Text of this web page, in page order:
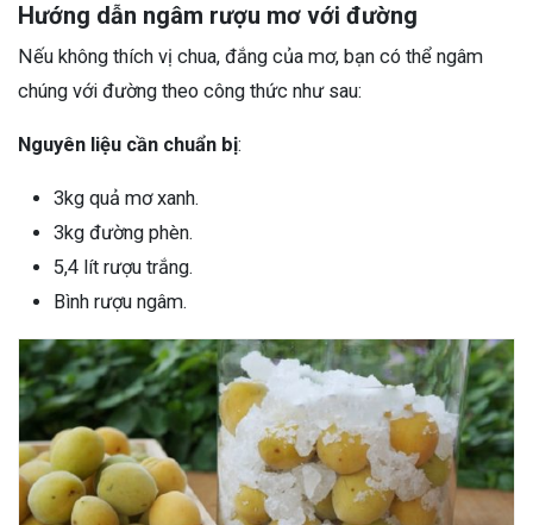
Hướng dẫn ngâm rượu mơ với đường
Nếu không thích vị chua, đắng của mơ, bạn có thể ngâm
chúng với đường theo công thức như sau:
Nguyên liệu cần chuẩn bị:
3kg quả mơ xanh.
3kg đường phèn.
5,4 lít rượu trắng.
Bình rượu ngâm.